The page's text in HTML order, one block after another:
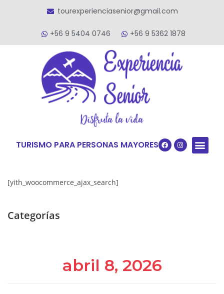
tourexperienciasenior@gmail.com
+56 9 5404 0746 +56 9 5362 1878
TURISMO PARA PERSONAS MAYORES
[yith_woocommerce_ajax_search]
Categorías
abril 8, 2026